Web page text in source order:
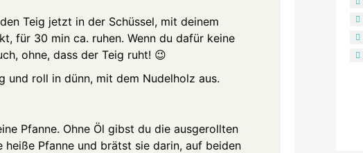
Teig jetzt in der Schüssel, mit deinem
für 30 min ca. ruhen. Wenn du dafür keine
ohne, dass der Teig ruht! 😉
und roll in dünn, mit dem Nudelholz aus.
Pfanne. Ohne Öl gibst du die ausgerollten
heiße Pfanne und brätst sie darin, auf beiden